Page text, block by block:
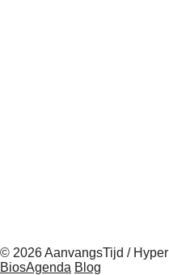
© 2026 AanvangsTijd /
BiosAgenda Blog